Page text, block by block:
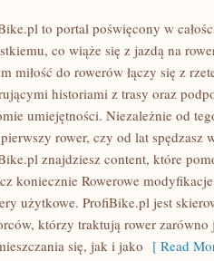
to portal poświęcony w
co wiąże się z jazdą na
miłość do rowerów łączy się z
historiami z trasy oraz
umiejętności. Niezależnie od
rower, czy od lat spędzasz
znajdziesz content, które
koniecznie Rowerowe
użytkowe. ProfiBike.pl jest
którzy traktują rower zarówno
się, jak i jako [ Read